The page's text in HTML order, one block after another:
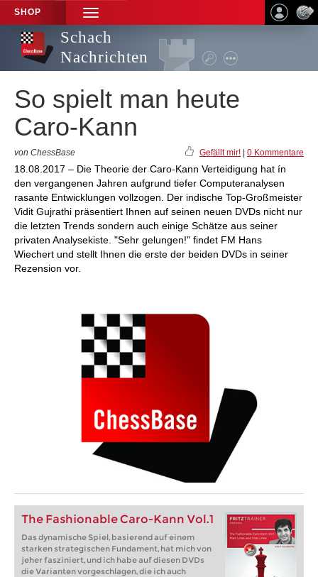
SHOP
TOGGLE
NAVIGATION
Schach
Nachrichten
So spielt man heute
Caro-Kann
von ChessBase Gefällt mir! 0 Kommentare
18.08.2017 – Die Theorie der Caro-Kann Verteidigung hat ín
den vergangenen Jahren aufgrund tiefer Computeranalysen
rasante Entwicklungen vollzogen. Der indische Top-Großmeister
Vidit Gujrathi präsentiert Ihnen auf seinen neuen DVDs nicht nur
die letzten Trends sondern auch einige Schätze aus seiner
privaten Analysekiste. "Sehr gelungen!" findet FM Hans
Wiechert und stellt Ihnen die erste der beiden DVDs in seiner
Rezension vor.
The Fashionable Caro-Kann Vol.1
Das dynamische Spiel, basierend auf einem
starken strategischen Fundament, hat mich von
jeher fasziniert, und ich habe auf diesen DVDs
die Varianten vorgeschlagen, die ich auch